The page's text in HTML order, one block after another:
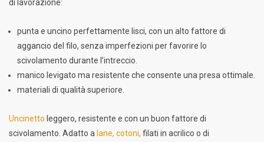
di lavorazione:
punta e uncino perfettamente lisci, con un alto fattore di
aggancio del filo, senza imperfezioni per favorire lo
scivolamento durante l’intreccio.
manico levigato ma resistente che consente una presa ottimale.
materiali di qualità superiore.
Uncinetto leggero, resistente e con un buon fattore di
scivolamento. Adatto a lane, cotoni, filati in acrilico o di